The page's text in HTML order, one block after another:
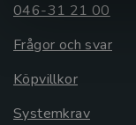
046-31 21 00
Frågor och svar
Köpvillkor
Systemkrav